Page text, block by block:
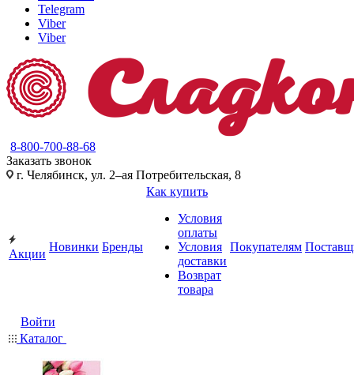
Telegram
Viber
Viber
8-800-700-88-68
Заказать звонок
г. Челябинск, ул. 2–ая Потребительская, 8
Акции
Новинки Бренды
Как купить
Условия
оплаты
Условия
доставки
Возврат
товара
Покупателям
Войти
Каталог